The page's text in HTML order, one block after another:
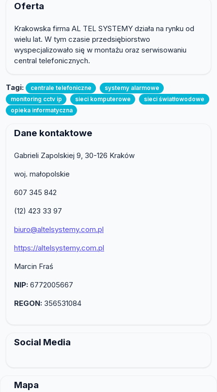
Oferta
Krakowska firma AL TEL SYSTEMY działa na rynku od
wielu lat. W tym czasie przedsiębiorstwo
wyspecjalizowało się w montażu oraz serwisowaniu
central telefonicznych.
Tagi: centrale telefoniczne
systemy alarmowe
monitoring cctv ip
sieci komputerowe
sieci światłowodowe
opieka informatyczna
Dane kontaktowe
Gabrieli Zapolskiej 9, 30-126 Kraków
woj. małopolskie
607 345 842
(12) 423 33 97
biuro@altelsystemy.com.pl
https://altelsystemy.com.pl
Marcin Fraś
NIP: 6772005667
REGON: 356531084
Social Media
Mapa